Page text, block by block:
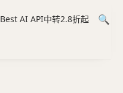
Best AI API中转2.8折起